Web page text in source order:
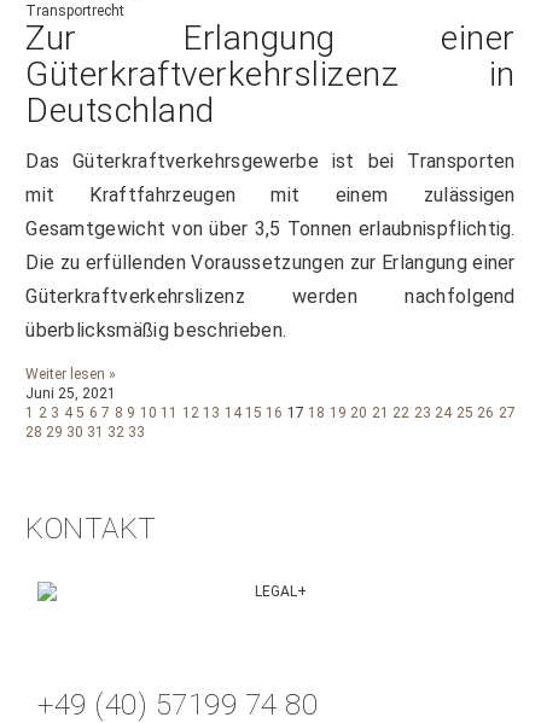
Transportrecht
Zur Erlangung einer
Güterkraftverkehrslizenz in
Deutschland
Das Güterkraftverkehrsgewerbe ist bei Transporten
mit Kraftfahrzeugen mit einem zulässigen
Gesamtgewicht von über 3,5 Tonnen erlaubnispflichtig.
Die zu erfüllenden Voraussetzungen zur Erlangung einer
Güterkraftverkehrslizenz werden nachfolgend
überblicksmäßig beschrieben.
Weiter lesen »
Juni 25, 2021
1 2 3 4 5 6 7 8 9 10 11 12 13 14 15 16 17 18 19 20 21 22 23 24 25 26 27
28 29 30 31 32 33
KONTAKT
+49 (40) 57199 74 80